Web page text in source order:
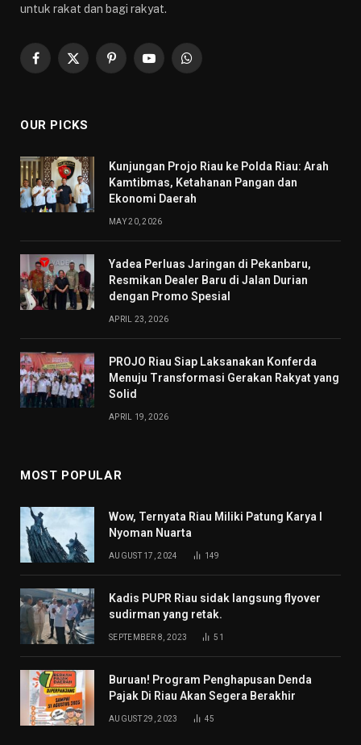
untuk rakat dan bagi rakyat.
Facebook
X
PinterestYouTubeWhatsApp
OUR PICKS
Kunjungan Projo Riau ke Polda Riau: Arah
Kamtibmas, Ketahanan Pangan dan
Ekonomi Daerah
MAY 20, 2026
Yadea Perluas Jaringan di Pekanbaru,
Resmikan Dealer Baru di Jalan Durian
dengan Promo Spesial
APRIL 23, 2026
PROJO Riau Siap Laksanakan Konferda
Menuju Transformasi Gerakan Rakyat yang
Solid
APRIL 19, 2026
MOST POPULAR
Wow, Ternyata Riau Miliki Patung Karya I
Nyoman Nuarta
AUGUST 17, 2024 149
Kadis PUPR Riau sidak langsung flyover
sudirman yang retak.
SEPTEMBER 8, 2023 51
Buruan! Program Penghapusan Denda
Pajak Di Riau Akan Segera Berakhir
AUGUST 29, 2023 45